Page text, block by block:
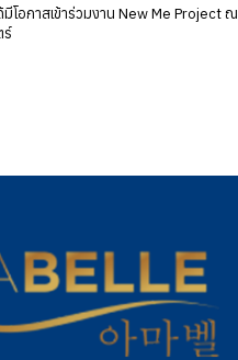
โอกาสเข้าร่วมงาน New Me Project ณ
ร์